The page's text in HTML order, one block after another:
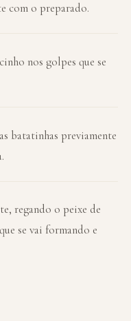
com o preparado.
nos golpes que se
batatinhas previamente
regando o peixe de
se vai formando e